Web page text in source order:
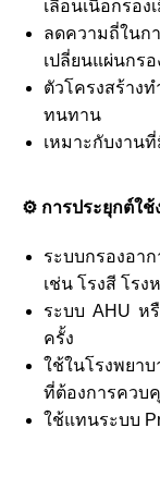
เลื่อนเนื้อกรอง
ลดความถี่ในก
เปลี่ยนแผ่นกรอ
ตัวโครงสร้าง
ทนทาน
เหมาะกับงาน
⚙️ การประยุกต์ใช้
ระบบกรองอา
เช่น โรงสี โร
ระบบ AHU ห
ครั้ง
ใช้ในโรงพยา
ที่ต้องการควบ
ใช้แทนระบบ